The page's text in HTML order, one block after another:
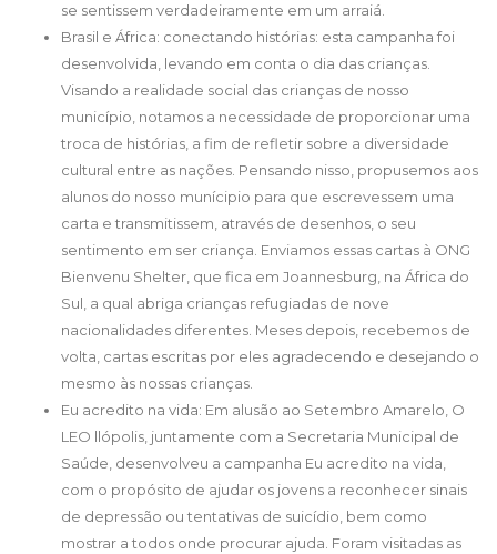
se sentissem verdadeiramente em um arraiá.
Brasil e África: conectando histórias: esta campanha foi
desenvolvida, levando em conta o dia das crianças.
Visando a realidade social das crianças de nosso
município, notamos a necessidade de proporcionar uma
troca de histórias, a fim de refletir sobre a diversidade
cultural entre as nações. Pensando nisso, propusemos aos
alunos do nosso munícipio para que escrevessem uma
carta e transmitissem, através de desenhos, o seu
sentimento em ser criança. Enviamos essas cartas à ONG
Bienvenu Shelter, que fica em Joannesburg, na África do
Sul, a qual abriga crianças refugiadas de nove
nacionalidades diferentes. Meses depois, recebemos de
volta, cartas escritas por eles agradecendo e desejando o
mesmo às nossas crianças.
Eu acredito na vida: Em alusão ao Setembro Amarelo, O
LEO llópolis, juntamente com a Secretaria Municipal de
Saúde, desenvolveu a campanha Eu acredito na vida,
com o propósito de ajudar os jovens a reconhecer sinais
de depressão ou tentativas de suicídio, bem como
mostrar a todos onde procurar ajuda. Foram visitadas as